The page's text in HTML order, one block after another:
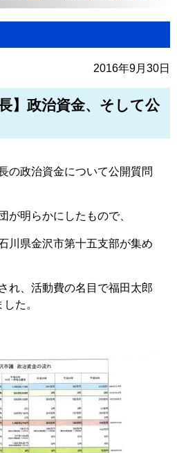
2016年9月30日
】政治資金、そして公
の政治資金について公開質問
が明らかにしたもので、
川県金沢市第十五支部が集め
れ、活動費の名目で福田太郎
た。